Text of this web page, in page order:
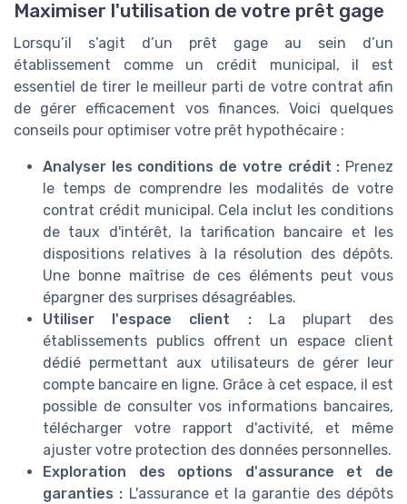
Maximiser l'utilisation de votre prêt gage
Lorsqu’il s’agit d’un prêt gage au sein d’un
établissement comme un crédit municipal, il est
essentiel de tirer le meilleur parti de votre contrat afin
de gérer efficacement vos finances. Voici quelques
conseils pour optimiser votre prêt hypothécaire :
Analyser les conditions de votre crédit : Prenez
le temps de comprendre les modalités de votre
contrat crédit municipal. Cela inclut les conditions
de taux d'intérêt, la tarification bancaire et les
dispositions relatives à la résolution des dépôts.
Une bonne maîtrise de ces éléments peut vous
épargner des surprises désagréables.
Utiliser l'espace client :La plupart des
établissements publics offrent un espace client
dédié permettant aux utilisateurs de gérer leur
compte bancaire en ligne. Grâce à cet espace, il est
possible de consulter vos informations bancaires,
télécharger votre rapport d'activité, et même
ajuster votre protection des données personnelles.
Exploration des options d'assurance et de
garanties : L'assurance et la garantie des dépôts